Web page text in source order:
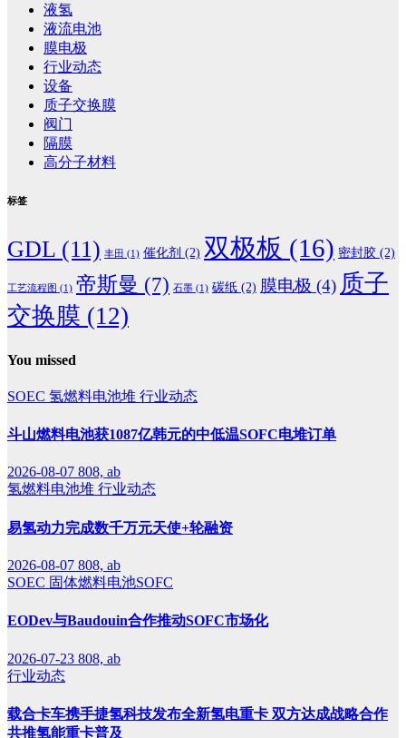
液氢
液流电池
膜电极
行业动态
设备
质子交换膜
阀门
隔膜
高分子材料
标签
GDL (11) 丰田 (1) 催化剂 (2) 双极板 (16) 密封胶 (2)
工艺流程图 (1) 帝斯曼 (7) 石墨 (1) 碳纸 (2) 膜电极 (4) 质子
交换膜 (12)
You missed
SOEC 氢燃料电池堆 行业动态
斗山燃料电池获1087亿韩元的中低温SOFC电堆订单
2026-08-07 808, ab
氢燃料电池堆 行业动态
易氢动力完成数千万元天使+轮融资
2026-08-07 808, ab
SOEC 固体燃料电池SOFC
EODev与Baudouin合作推动SOFC市场化
2026-07-23 808, ab
行业动态
载合卡车携手捷氢科技发布全新氢电重卡 双方达成战略合作
共推氢能重卡普及